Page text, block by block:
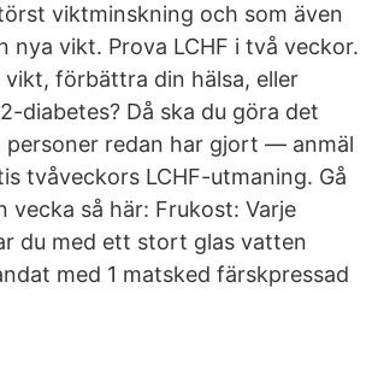
viktminskning och som även
nya vikt. Prova LCHF i två veckor.
vikt, förbättra din hälsa, eller
diabetes? Då ska du göra det
personer redan har gjort — anmäl
tvåveckors LCHF-utmaning. Gå
vecka så här: Frukost: Varje
du med ett stort glas vatten
med 1 matsked färskpressad